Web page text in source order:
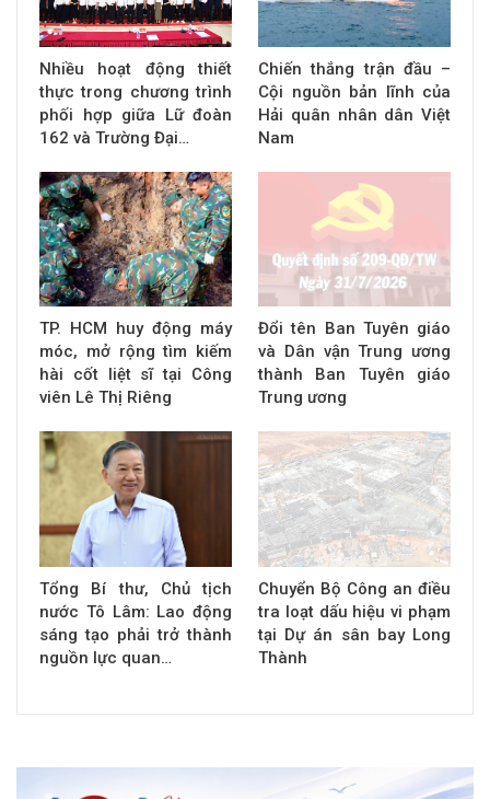
Nhiều hoạt động thiết
thực trong chương trình
phối hợp giữa Lữ đoàn
162 và Trường Đại…
Chiến thắng trận đầu –
Cội nguồn bản lĩnh của
Hải quân nhân dân Việt
Nam
TP. HCM huy động máy
móc, mở rộng tìm kiếm
hài cốt liệt sĩ tại Công
viên Lê Thị Riêng
Đổi tên Ban Tuyên giáo
và Dân vận Trung ương
thành Ban Tuyên giáo
Trung ương
Tổng Bí thư, Chủ tịch
nước Tô Lâm: Lao động
sáng tạo phải trở thành
nguồn lực quan…
Chuyển Bộ Công an điều
tra loạt dấu hiệu vi phạm
tại Dự án sân bay Long
Thành